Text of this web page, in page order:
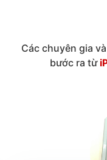
Các chuyên gia
bước ra từ